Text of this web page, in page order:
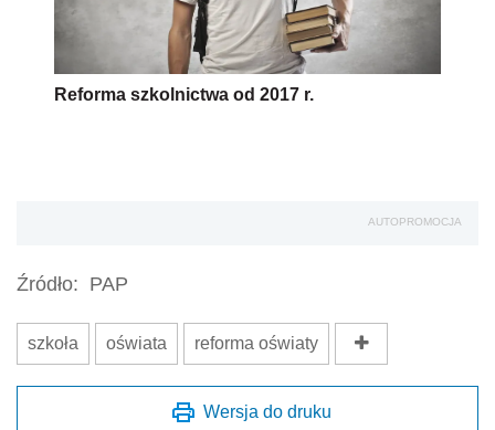
Reforma szkolnictwa od 2017 r.
AUTOPROMOCJA
Źródło: PAP
szkoła oświata reforma oświaty
Wersja do druku